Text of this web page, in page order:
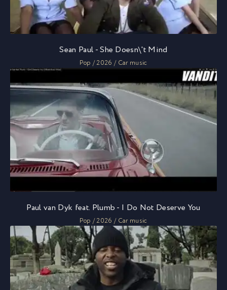
Sean Paul - She Doesn\'t Mind
Pop / 2026 / Car music
Paul van Dyk feat. Plumb - I Do Not Deserve You
Pop / 2026 / Car music